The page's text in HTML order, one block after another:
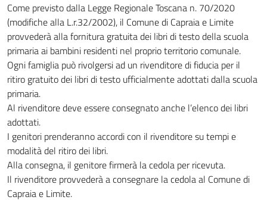
Come previsto dalla Legge Regionale Toscana n. 70/2020
(modifiche alla L.r.32/2002), il Comune di Capraia e Limite
provvederà alla fornitura gratuita dei libri di testo della scuola
primaria ai bambini residenti nel proprio territorio comunale.
Ogni famiglia può rivolgersi ad un rivenditore di fiducia per il
ritiro gratuito dei libri di testo ufficialmente adottati dalla scuola
primaria.
Al rivenditore deve essere consegnato anche l’elenco dei libri
adottati.
I genitori prenderanno accordi con il rivenditore su tempi e
modalità del ritiro dei libri.
Alla consegna, il genitore firmerà la cedola per ricevuta.
Il rivenditore provvederà a consegnare la cedola al Comune di
Capraia e Limite.